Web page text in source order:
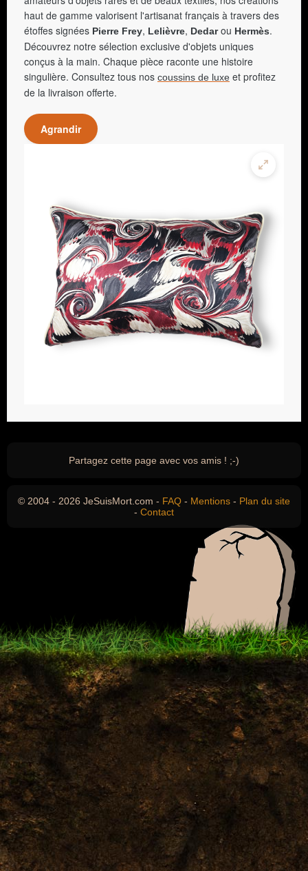
haut de gamme valorisent l'artisanat français à travers des
étoffes signées Pierre Frey, Lelièvre, Dedarou Hermès.
Découvrez notre sélection exclusive d'objets uniques
conçus à la main. Chaque pièce raconte une histoire
singulière. Consultez tous nos coussins de luxe et profitez
de la livraison offerte.
Agrandir
Partagez cette page avec vos amis ! ;-)
© 2004 - 2026 JeSuisMort.com - FAQ - Mentions - Plan du site
- Contact